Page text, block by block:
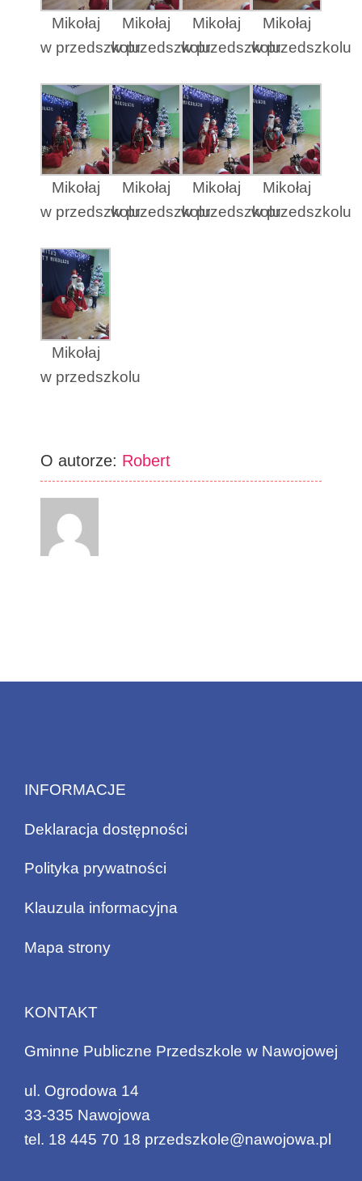
Mikołaj
w przedszkolu
Mikołaj
w przedszkolu
Mikołaj
w przedszkolu
Mikołaj
w przedszkolu
Mikołaj
w przedszkolu
Mikołaj
w przedszkolu
Mikołaj
w przedszkolu
Mikołaj
w przedszkolu
Mikołaj
w przedszkolu
O autorze: Robert
INFORMACJE
Deklaracja dostępności
Polityka prywatności
Klauzula informacyjna
Mapa strony
KONTAKT
Gminne Publiczne Przedszkole w Nawojowej
ul. Ogrodowa 14
33-335 Nawojowa
tel. 18 445 70 18 przedszkole@nawojowa.pl